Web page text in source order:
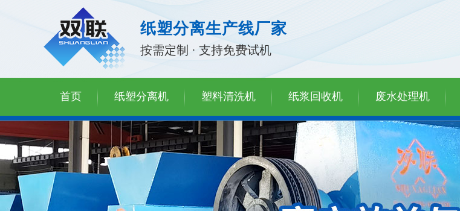
纸塑分离生产线厂家
按需定制 · 支持免费试机
首页 纸塑分离机 塑料清洗机 纸浆回收机 废水处理机